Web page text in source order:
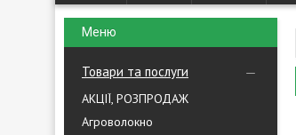
Товари та послуги
АКЦІЇ, РОЗПРОДАЖ
Агроволокно